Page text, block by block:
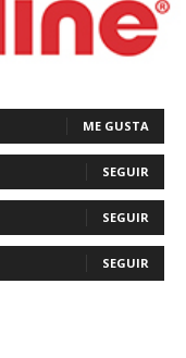
ME GUSTA
SEGUIR
SEGUIR
SEGUIR